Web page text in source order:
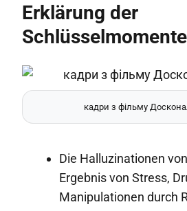
Erklärung der
кадри з фільму
Die Halluzinationen
Ergebnis von Stress,
Manipulationen durch